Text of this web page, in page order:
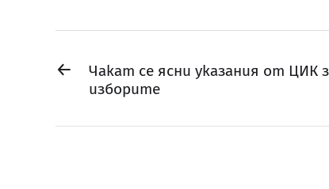
←
Чакат се ясни указания от ЦИК
изборите